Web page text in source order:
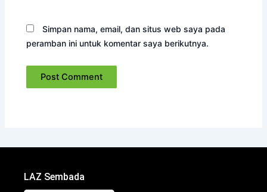
Simpan nama, email, dan situs web saya pada
peramban ini untuk komentar saya berikutnya.
LAZ Sembada